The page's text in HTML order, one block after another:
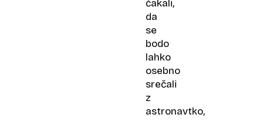
čakali,
da
se
bodo
lahko
osebno
srečali
z
astronavtko,